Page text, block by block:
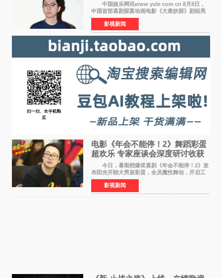
中国娱乐网讯www yule com cn 8月8日，
中国首部喜剧探案动画电影《大唐妖探》剧组亮
相西安，举办线下见面会活动。导演程腾、联合
导演黄珉、总制片人曹紫建、制片人李莹莹、领
衔声音出演雷淞然
影视新闻
电影《年会不能停！2》舞蹈彩蛋
超欢乐 专家座谈会深度研讨收获
满满
今日，暑期档爆笑喜剧《年会不能停！2》发
布阳光开朗大男孩彩蛋，全员魔性舞动，开启工
位狂欢模式。影片于昨日同步举办专家座谈会，
导演董润年、总制片人应萝佳出席现场，与一众
业内、学界专家
影视新闻